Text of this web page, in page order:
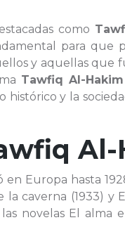
como
para que
y aquellas que
Tawfiq Al-Hakim
y la
Al-
en Europa hasta
caverna (1933) y
novelas El alma